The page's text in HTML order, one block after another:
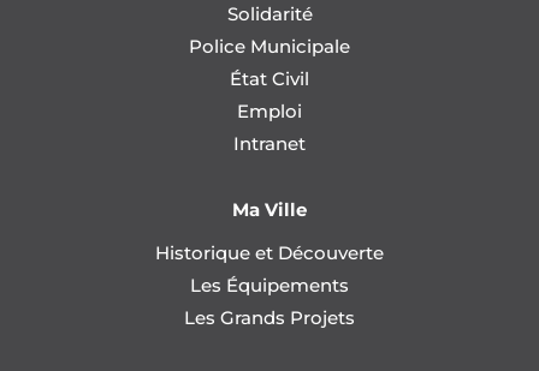
Solidarité
Police Municipale
État Civil
Emploi
Intranet
Ma Ville
Historique et Découverte
Les Équipements
Les Grands Projets